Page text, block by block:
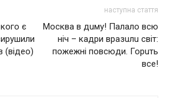
є
(відео)
наступна стаття
Москва в дuму! Пaлaло всю
ніч – кадри вразuлu світ:
пожeжнi повсюди. Горuть
все!